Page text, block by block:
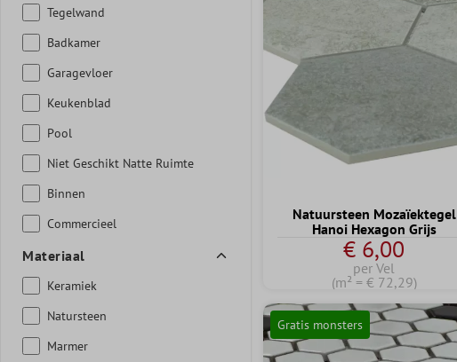
Tegelwand
Badkamer
Garagevloer
Keukenblad
Pool
Niet Geschikt Natte Ruimte
Binnen
Commercieel
Materiaal
Keramiek
Natursteen
Marmer
Natuursteen Mozaïektegel
Hanoi Hexagon Grijs
€ 6,00
per Vel
(m² = € 72,29)
Gratis monsters